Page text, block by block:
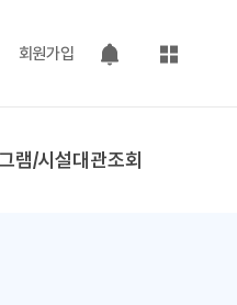
회원가입
팝업 열기
사이트맵
램/시설대관조회